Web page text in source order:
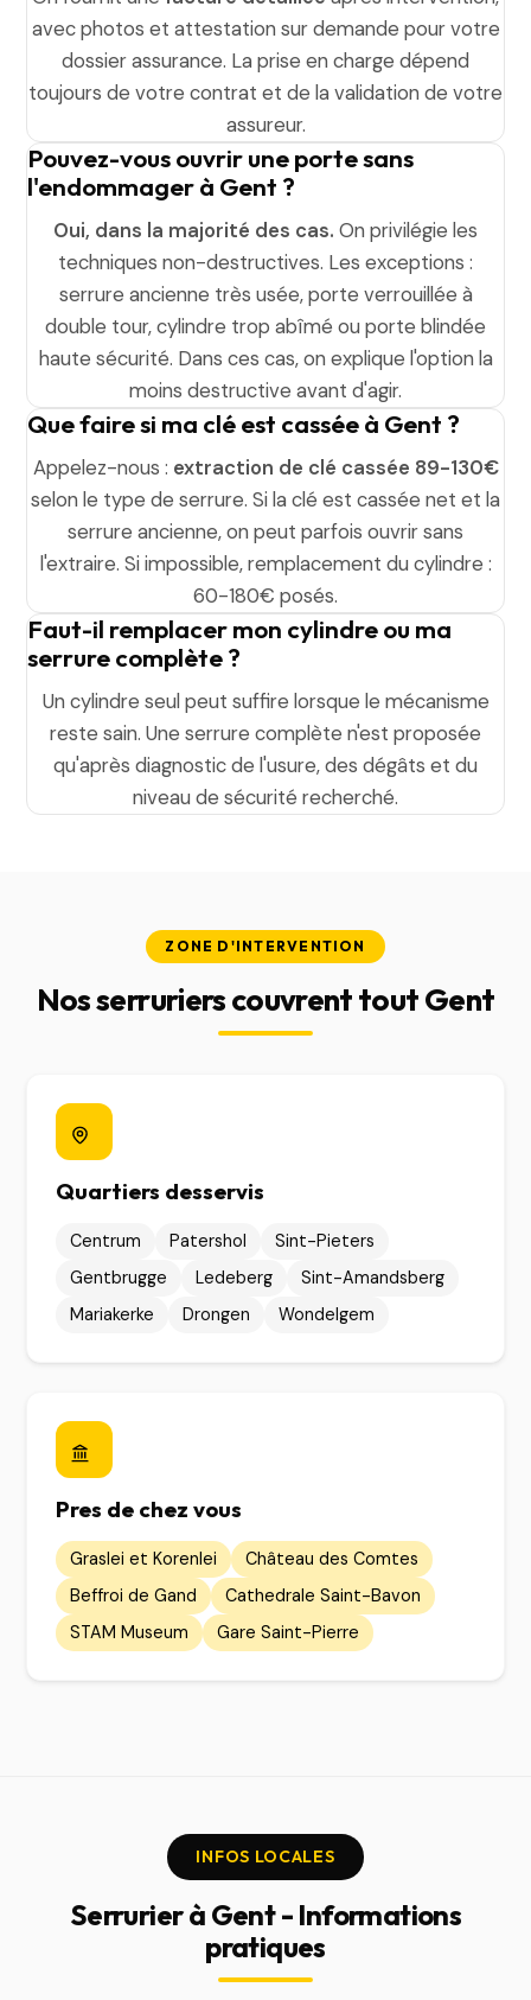
avec photos et attestation sur demande pour votre
dossier assurance. La prise en charge dépend
toujours de votre contrat et de la validation de votre
assureur.
Pouvez-vous ouvrir une porte sans
l'endommager à Gent ?
Oui, dans la majorité des cas. On privilégie les
techniques non-destructives. Les exceptions :
serrure ancienne très usée, porte verrouillée à
double tour, cylindre trop abîmé ou porte blindée
haute sécurité. Dans ces cas, on explique l'option la
moins destructive avant d'agir.
Que faire si ma clé est cassée à Gent ?
Appelez-nous : extraction de clé cassée 89-130€
selon le type de serrure. Si la clé est cassée net et la
serrure ancienne, on peut parfois ouvrir sans
l'extraire. Si impossible, remplacement du cylindre :
60-180€ posés.
Faut-il remplacer mon cylindre ou ma
serrure complète ?
Un cylindre seul peut suffire lorsque le mécanisme
reste sain. Une serrure complète n'est proposée
qu'après diagnostic de l'usure, des dégâts et du
niveau de sécurité recherché.
ZONE D'INTERVENTION
Nos serruriers couvrent tout Gent
Quartiers desservis
Centrum Patershol
Sint-Pieters
Gentbrugge
Ledeberg
Sint-Amandsberg
Mariakerke
Drongen Wondelgem
Pres de chez vous
Graslei et Korenlei
Château des Comtes
Beffroi de Gand
Cathedrale Saint-Bavon
STAM Museum
Gare Saint-Pierre
INFOS LOCALES
Serrurier à Gent - Informations
pratiques